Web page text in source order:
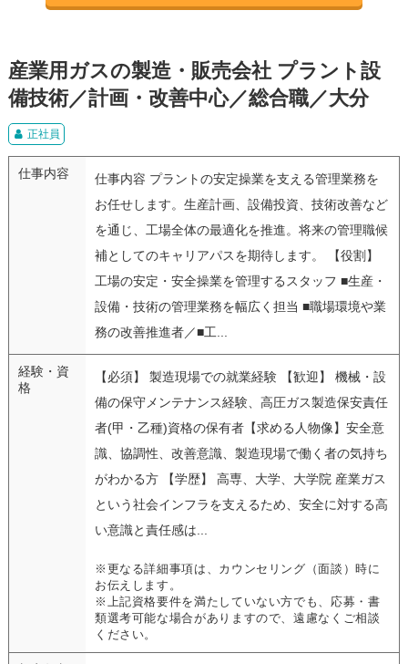
産業用ガスの製造・販売会社 プラント設
備技術／計画・改善中心／総合職／大分
正社員
仕事内容
仕事内容 プラントの安定操業を支える管理業務を
お任せします。生産計画、設備投資、技術改善など
を通じ、工場全体の最適化を推進。将来の管理職候
補としてのキャリアパスを期待します。 【役割】
工場の安定・安全操業を管理するスタッフ ■生産・
設備・技術の管理業務を幅広く担当 ■職場環境や業
務の改善推進者／■工...
経験・資
格
【必須】 製造現場での就業経験 【歓迎】 機械・設
備の保守メンテナンス経験、高圧ガス製造保安責任
者(甲・乙種)資格の保有者【求める人物像】安全意
識、協調性、改善意識、製造現場で働く者の気持ち
がわかる方 【学歴】 高専、大学、大学院 産業ガス
という社会インフラを支えるため、安全に対する高
い意識と責任感は...
※更なる詳細事項は、カウンセリング（面談）時に
お伝えします。
※上記資格要件を満たしていない方でも、応募・書
類選考可能な場合がありますので、遠慮なくご相談
ください。